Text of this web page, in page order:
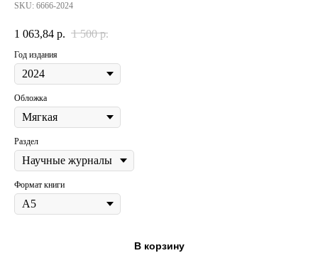
SKU: 6666-2024
1 063,84 р. 1 500 р.
Год издания
Обложка
Раздел
Формат книги
В корзину